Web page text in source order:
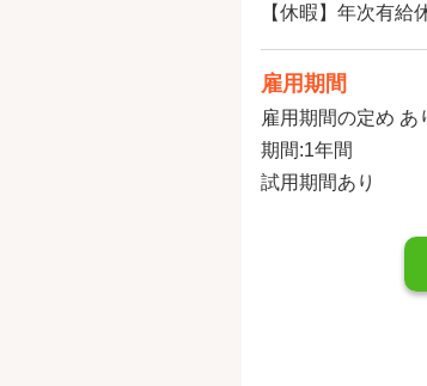
【休暇】年次有給
雇用期間
雇用期間の定め あ
期間:1年間
試用期間あり